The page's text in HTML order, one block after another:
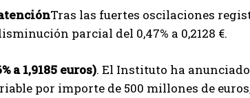
Tras las fuertes oscilaciones
parcial del 0,47% a 0,2128 €.
a 1,9185 euros). El Instituto ha
por importe de 500 millones de